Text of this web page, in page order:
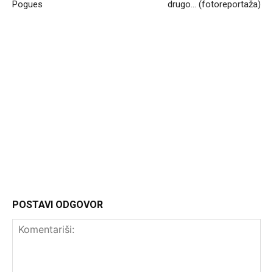
Pogues drugo… (fotoreportaža)
POSTAVI ODGOVOR